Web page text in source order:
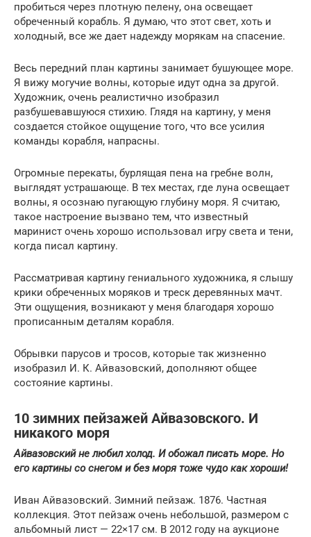
пробиться через плотную пелену, она освещает
обреченный корабль. Я думаю, что этот свет, хоть и
холодный, все же дает надежду морякам на спасение.
Весь передний план картины занимает бушующее море.
Я вижу могучие волны, которые идут одна за другой.
Художник, очень реалистично изобразил
разбушевавшуюся стихию. Глядя на картину, у меня
создается стойкое ощущение того, что все усилия
команды корабля, напрасны.
Огромные перекаты, бурлящая пена на гребне волн,
выглядят устрашающе. В тех местах, где луна освещает
волны, я осознаю пугающую глубину моря. Я считаю,
такое настроение вызвано тем, что известный
маринист очень хорошо использовал игру света и тени,
когда писал картину.
Рассматривая картину гениального художника, я слышу
крики обреченных моряков и треск деревянных мачт.
Эти ощущения, возникают у меня благодаря хорошо
прописанным деталям корабля.
Обрывки парусов и тросов, которые так жизненно
изобразил И. К. Айвазовский, дополняют общее
состояние картины.
10 зимних пейзажей Айвазовского. И
никакого моря
Айвазовский не любил холод. И обожал писать море. Но
его картины со снегом и без моря тоже чудо как хороши!
Иван Айвазовский. Зимний пейзаж. 1876. Частная
коллекция. Этот пейзаж очень небольшой, размером с
альбомный лист — 22×17 см. В 2012 году на аукционе